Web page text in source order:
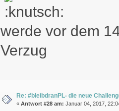
werde vor dem
Verzug
Re: #bleibdranPL- die neue
« Antwort #28 am: Januar 04, 2017,